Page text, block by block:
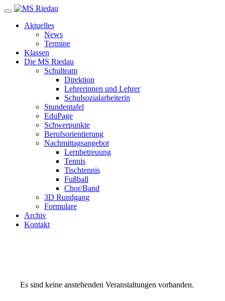
Aktuelles
News
Termine
Klassen
Die MS Riedau
Schulteam
Direktion
Lehrerinnen und Lehrer
Schulsozialarbeiterin
Stundentafel
EduPage
Schwerpunkte
Berufsorientierung
Nachmittagsangebot
Lernbetreuung
Tennis
Tischtennis
Fußball
Chor/Band
3D Rundgang
Formulare
Archiv
Kontakt
Es sind keine anstehenden Veranstaltungen vorhanden.